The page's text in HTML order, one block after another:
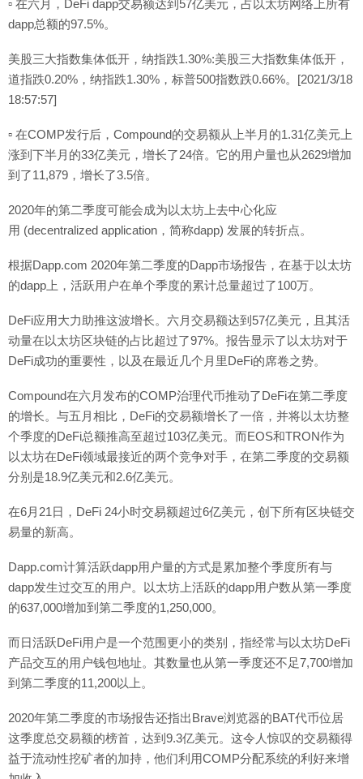
▫ 在六月，DeFi dapp交易额达到57亿美元，占以太坊网络上所有
dapp总额的97.5%。
美股三大指数集体低开，纳指跌1.30%:美股三大指数集体低开，
道指跌0.20%，纳指跌1.30%，标普500指数跌0.66%。[2021/3/18
18:57:57]
▫ 在COMP发行后，Compound的交易额从上半月的1.31亿美元上
涨到下半月的33亿美元，增长了24倍。它的用户量也从2629增加
到了11,879，增长了3.5倍。
2020年的第二季度可能会成为以太坊上去中心化应
用 (decentralized application，简称dapp) 发展的转折点。
根据Dapp.com 2020年第二季度的Dapp市场报告，在基于以太坊
的dapp上，活跃用户在单个季度的累计总量超过了100万。
DeFi应用大力助推这波增长。六月交易额达到57亿美元，且其活
动量在以太坊区块链的占比超过了97%。报告显示了以太坊对于
DeFi成功的重要性，以及在最近几个月里DeFi的席卷之势。
Compound在六月发布的COMP治理代币推动了DeFi在第二季度
的增长。与五月相比，DeFi的交易额增长了一倍，并将以太坊整
个季度的DeFi总额推高至超过103亿美元。而EOS和TRON作为
以太坊在DeFi领域最接近的两个竞争对手，在第二季度的交易额
分别是18.9亿美元和2.6亿美元。
在6月21日，DeFi 24小时交易额超过6亿美元，创下所有区块链交
易量的新高。
Dapp.com计算活跃dapp用户量的方式是累加整个季度所有与
dapp发生过交互的用户。以太坊上活跃的dapp用户数从第一季度
的637,000增加到第二季度的1,250,000。
而日活跃DeFi用户是一个范围更小的类别，指经常与以太坊DeFi
产品交互的用户钱包地址。其数量也从第一季度还不足7,700增加
到第二季度的11,200以上。
2020年第二季度的市场报告还指出Brave浏览器的BAT代币位居
这季度总交易额的榜首，达到9.3亿美元。这令人惊叹的交易额得
益于流动性挖矿者的加持，他们利用COMP分配系统的利好来增